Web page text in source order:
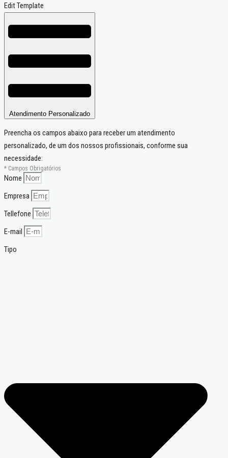
Edit Template
Atendimento Personalizado
Preencha os campos abaixo para receber um atendimento
personalizado, de um dos nossos profissionais, conforme sua
necessidade:
* Campos Obrigatórios
Nome
Empresa
Tellefone
E-mail
Tipo